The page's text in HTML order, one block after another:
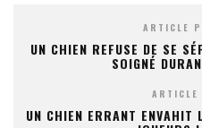
ARTICLE
UN CHIEN REFUSE DE SE
SOIGNÉ
ARTICLE
UN CHIEN ERRANT ENVAHIT